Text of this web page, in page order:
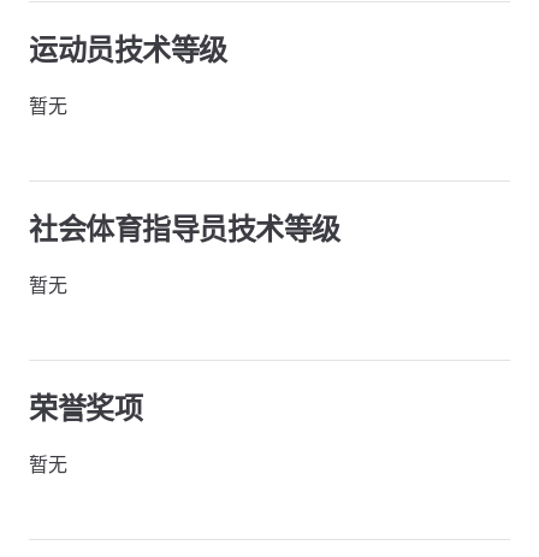
运动员技术等级
暂无
社会体育指导员技术等级
暂无
荣誉奖项
暂无